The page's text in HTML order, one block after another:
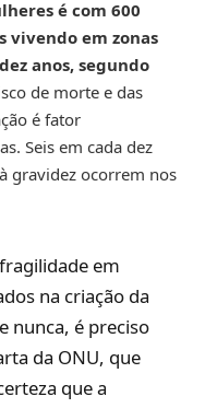
é com 600
vivendo em zonas
anos, segundo
de morte e das
é fator
Seis em cada dez
gravidez ocorrem nos
em
na criação da
nunca, é preciso
da ONU, que
que a